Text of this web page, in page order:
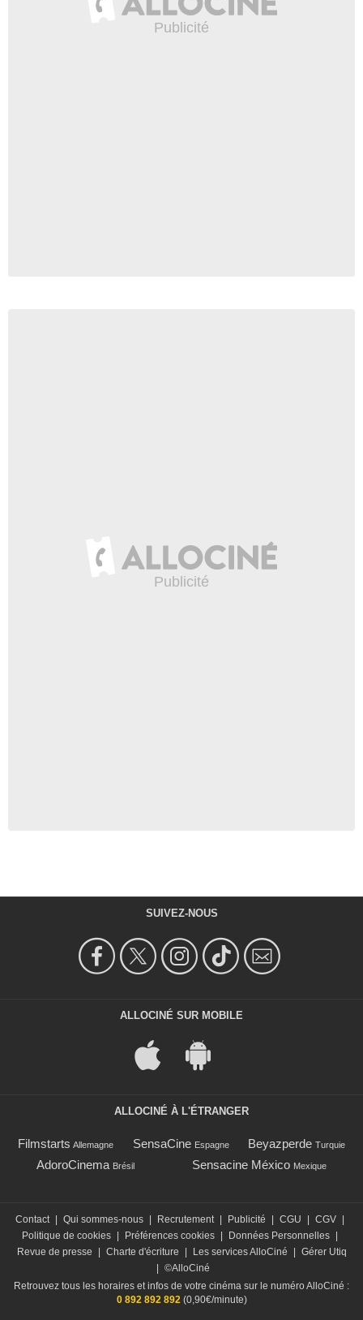
SUIVEZ-NOUS
ALLOCINÉ SUR MOBILE
ALLOCINÉ À L'ÉTRANGER
Filmstarts Allemagne SensaCine Espagne Beyazperde Turquie
AdoroCinema Brésil Sensacine México Mexique
Contact | Qui sommes-nous | Recrutement | Publicité | CGU | CGV |
Politique de cookies | Préférences cookies | Données Personnelles |
Revue de presse
| Charte d'écriture | Les services AlloCiné | Gérer Utiq
| ©AlloCiné
Retrouvez tous les horaires et infos de votre cinéma sur le numéro AlloCiné :
0 892 892 892(0,90€/minute)